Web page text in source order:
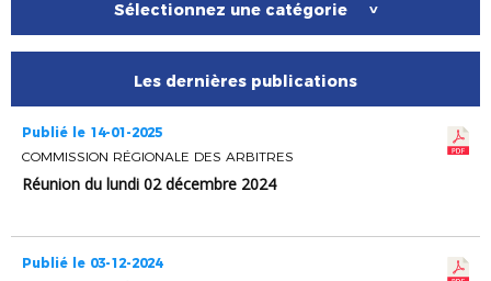
Sélectionnez une catégorie >
Les dernières publications
Publié le 14-01-2025
COMMISSION RÉGIONALE DES ARBITRES
Réunion du lundi 02 décembre 2024
Publié le 03-12-2024